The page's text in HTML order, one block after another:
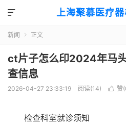
上海聚慕医疗

新闻  正文
ct片子怎么印2024年马
查信息
2026-04-27 23:33:19 阅读(14)  赞(
检查科室就诊须知